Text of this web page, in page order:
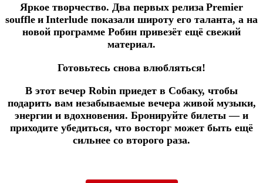
Яркое творчество. Два первых релиза Premier
souffle и Interlude показали широту его таланта, а на
новой программе Робин привезёт ещё свежий
материал.
Готовьтесь снова влюбляться!
В этот вечер Robin приедет в Собаку, чтобы
подарить вам незабываемые вечера живой музыки,
энергии и вдохновения. Бронируйте билеты — и
приходите убедиться, что восторг может быть ещё
сильнее со второго раза.